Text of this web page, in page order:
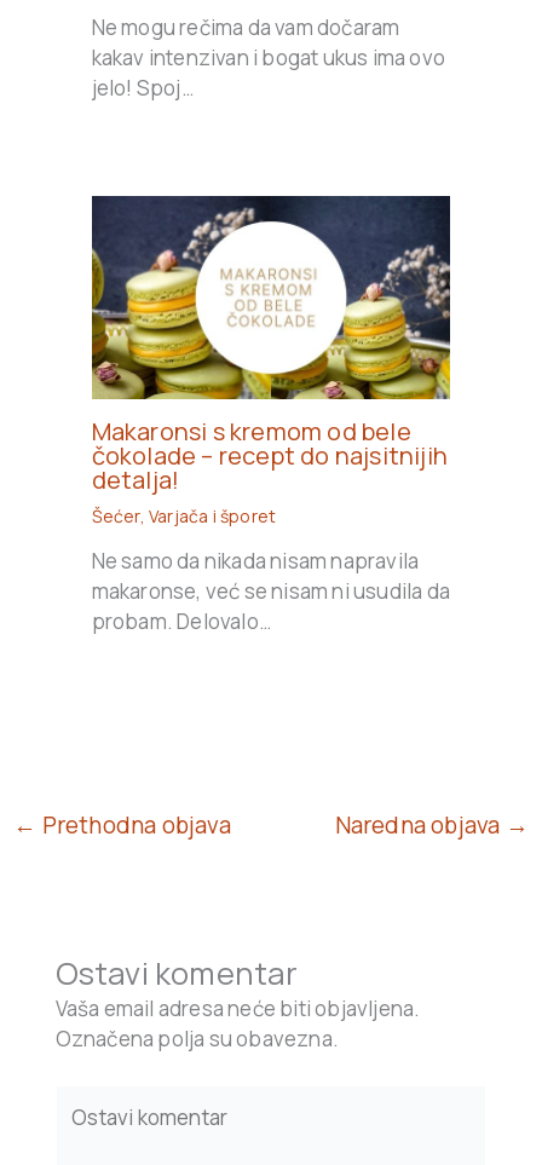
Ne mogu rečima da vam dočaram
kakav intenzivan i bogat ukus ima ovo
jelo! Spoj…
Makaronsi s kremom od bele
čokolade – recept do najsitnijih
detalja!
Šećer,Varjača i šporet
Ne samo da nikada nisam napravila
makaronse, već se nisam ni usudila da
probam. Delovalo…
← Prethodna objava Naredna objava →
Ostavi komentar
Vaša email adresa neće biti objavljena.
Označena polja su obavezna.
here..